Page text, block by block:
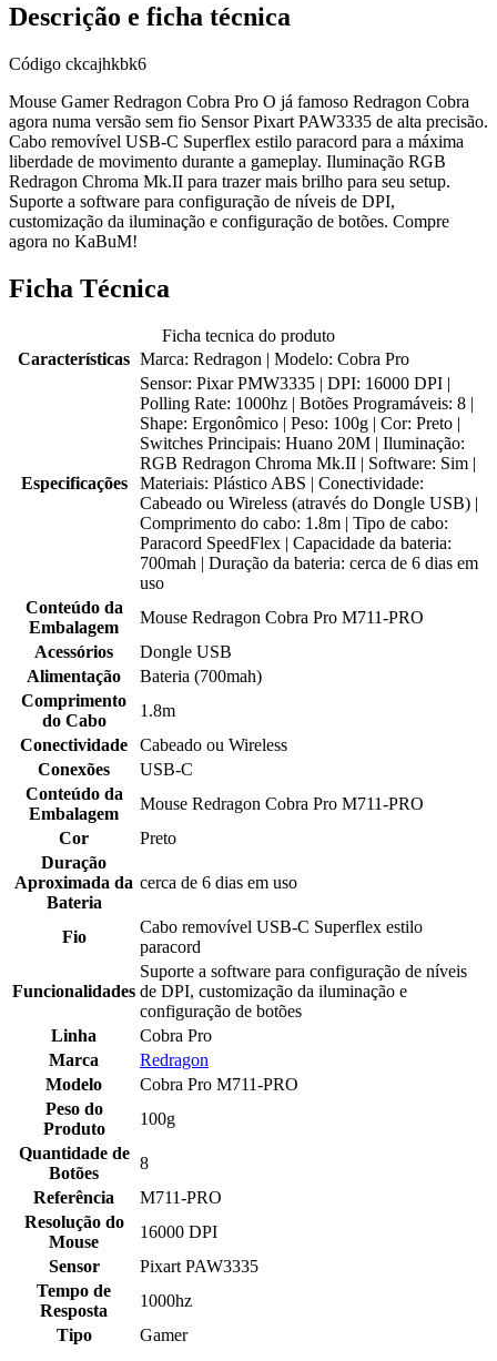
Descrição e ficha técnica
Código ckcajhkbk6
Mouse Gamer Redragon Cobra Pro O já famoso Redragon Cobra
agora numa versão sem fio Sensor Pixart PAW3335 de alta precisão.
Cabo removível USB-C Superflex estilo paracord para a máxima
liberdade de movimento durante a gameplay. Iluminação RGB
Redragon Chroma Mk.II para trazer mais brilho para seu setup.
Suporte a software para configuração de níveis de DPI,
customização da iluminação e configuração de botões. Compre
agora no KaBuM!
Ficha Técnica
Ficha tecnica do produto
Características Marca: Redragon | Modelo: Cobra Pro
Especificações
Sensor: Pixar PMW3335 | DPI: 16000 DPI |
Polling Rate: 1000hz | Botões Programáveis: 8 |
Shape: Ergonômico | Peso: 100g | Cor: Preto |
Switches Principais: Huano 20M | Iluminação:
RGB Redragon Chroma Mk.II | Software: Sim |
Materiais: Plástico ABS | Conectividade:
Cabeado ou Wireless (através do Dongle USB) |
Comprimento do cabo: 1.8m | Tipo de cabo:
Paracord SpeedFlex | Capacidade da bateria:
700mah | Duração da bateria: cerca de 6 dias em
uso
Conteúdo da
Embalagem
Mouse Redragon Cobra Pro M711-PRO
Acessórios
Dongle USB
Alimentação
Bateria (700mah)
Comprimento
do Cabo
1.8m
Conectividade
Cabeado ou Wireless
Conexões
USB-C
Conteúdo da
Embalagem
Mouse Redragon Cobra Pro M711-PRO
Cor
Preto
Duração
Aproximada da
Bateria
cerca de 6 dias em uso
Fio
Cabo removível USB-C Superflex estilo
paracord
Funcionalidades
Suporte a software para configuração de níveis
de DPI, customização da iluminação e
configuração de botões
Linha
Cobra Pro
Marca
Redragon
Modelo
Cobra Pro M711-PRO
Peso do
Produto
100g
Quantidade de
Botões
8
Referência
M711-PRO
Resolução do
Mouse
16000 DPI
Sensor
Pixart PAW3335
Tempo de
Resposta
1000hz
Tipo
Gamer